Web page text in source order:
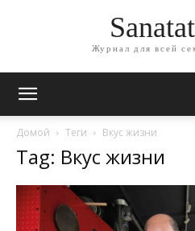
Журнал для всей
Домой Теги Вкус жизни
Tag: Вкус жизни